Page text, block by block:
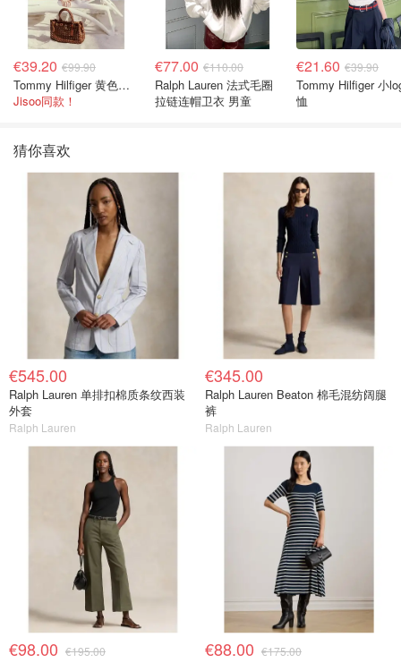
€39.20 €99.90
Tommy Hilfiger 黄色条纹衬衫
Jisoo同款！
€77.00 €110.00
Ralph Lauren 法式毛圈
拉链连帽卫衣 男童
€21.60 €39.90
Tommy Hilfiger 小
恤
猜你喜欢
€545.00
Ralph Lauren 单排扣棉质条纹西装
外套
Ralph Lauren
€345.00
Ralph Lauren Beaton 棉毛混纺阔腿
裤
Ralph Lauren
€98.00 €195.00 €88.00 €175.00